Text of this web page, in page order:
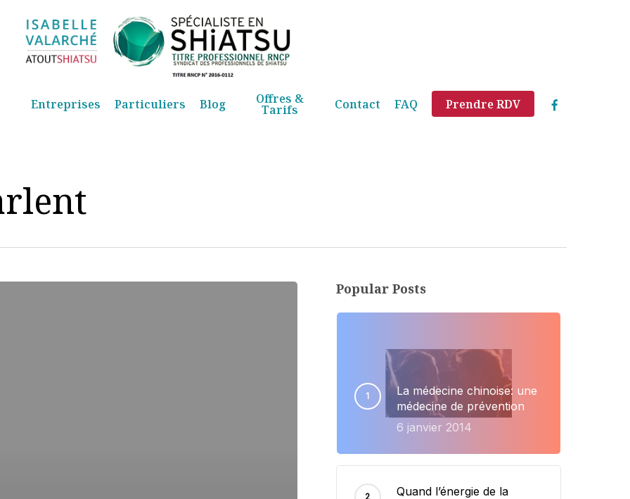
Entreprises Particuliers Blog Offres &
Tarifs Contact FAQ Prendre RDV facebook
Popular Posts
La médecine chinoise: une
médecine de prévention
6 janvier 2014
Quand l’énergie de la